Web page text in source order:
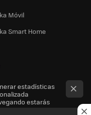
Móvil
Smart Home
estadísticas
estarás